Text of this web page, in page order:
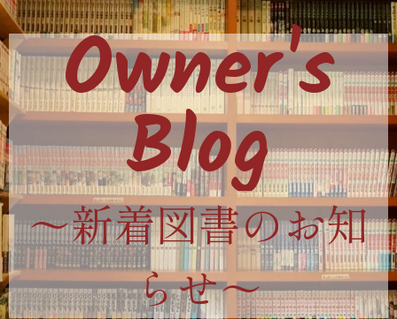
Owner's
Blog
〜新着図書のお知
らせ〜